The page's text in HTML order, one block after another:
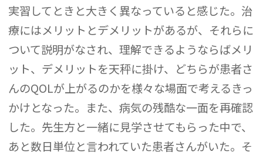
実習してときと大きく異なっていると感じた。治
療にはメリットとデメリットがあるが、それらに
ついて説明がなされ、理解できるようならばメリ
ット、デメリットを天秤に掛け、どちらが患者さ
んのQOLが上がるのかを様々な場面で考えるきっ
かけとなった。また、病気の残酷な一面を再確認
した。先生方と一緒に見学させてもらった中で、
あと数日単位と言われていた患者さんがいた。そ